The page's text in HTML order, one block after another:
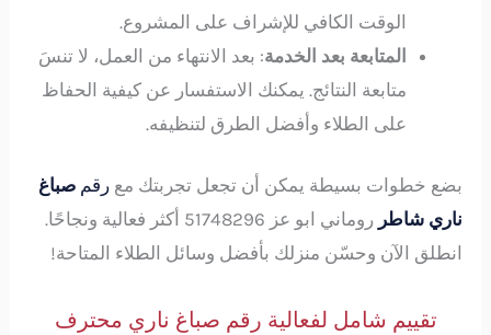
الوقت الكافي للإشراف على المشروع.
المتابعة بعد الخدمة: بعد الانتهاء من العمل، لا تنسَ
متابعة النتائج. يمكنك الاستفسار عن كيفية الحفاظ
على الطلاء وأفضل الطرق لتنظيفه.
بضع خطوات بسيطة يمكن أن تجعل تجربتك معرقمصباغ
ناري شاطر
روماني ابو عز 51748296 أكثر فعالية ونجاحًا.
انطلق الآن وحسّن منزلك بأفضل وسائل الطلاء المتاحة!
تقييم شامل لفعالية رقم صباغ ناري محترف